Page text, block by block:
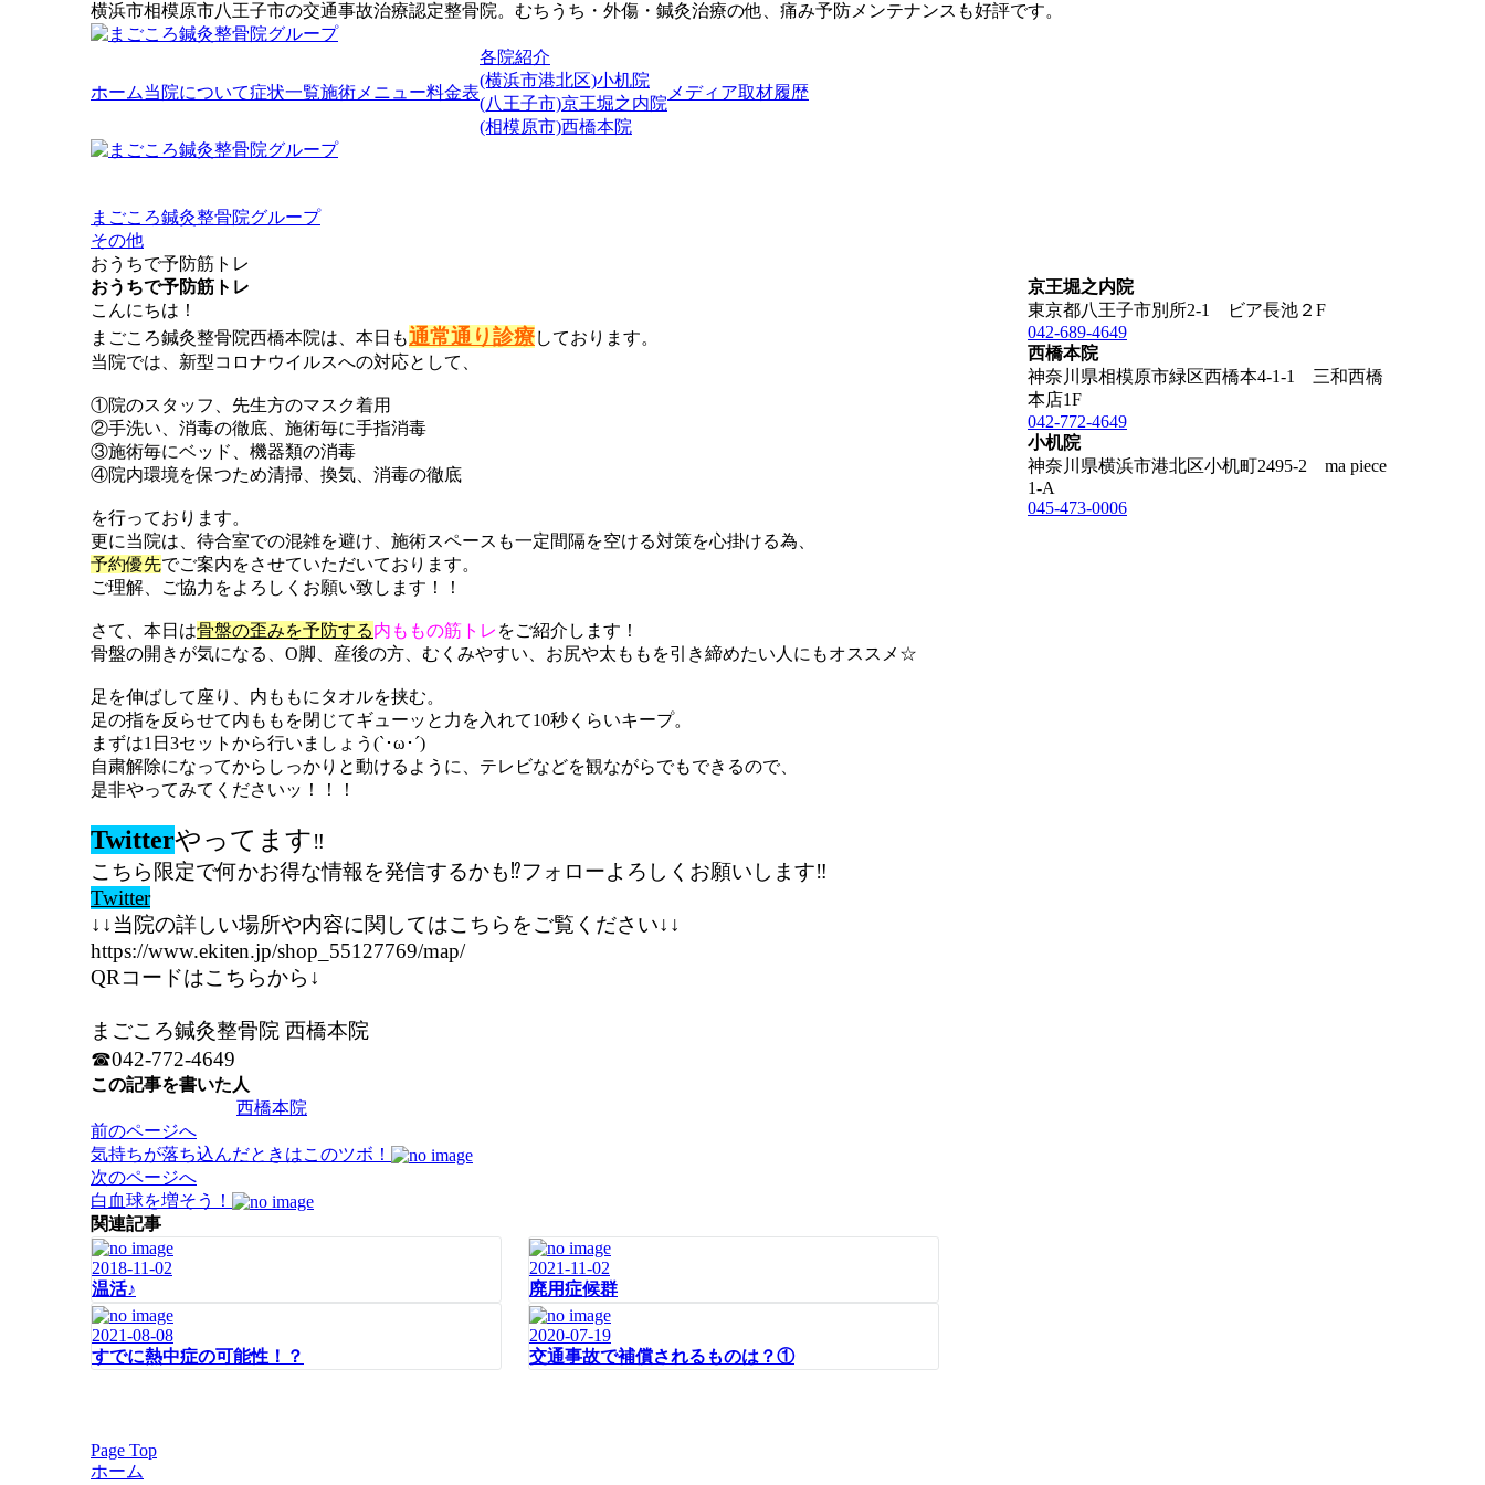
横浜市相模原市八王子市の交通事故治療認定整骨院。むちうち・外傷・鍼灸治療の他、痛み予防メンテナンスも好評です。
ホーム当院について症状一覧施術メニュー料金表
各院紹介
(横浜市港北区)小机院
(八王子市)京王堀之内院
(相模原市)西橋本院
メディア取材履歴
まごころ鍼灸整骨院グループ
その他
おうちで予防筋トレ
おうちで予防筋トレ
こんにちは！
まごころ鍼灸整骨院西橋本院は、本日も通常通り診療しております。
当院では、新型コロナウイルスへの対応として、
①院のスタッフ、先生方のマスク着用
②手洗い、消毒の徹底、施術毎に手指消毒
③施術毎にベッド、機器類の消毒
④院内環境を保つため清掃、換気、消毒の徹底
を行っております。
更に当院は、待合室での混雑を避け、施術スペースも一定間隔を空ける対策を心掛ける為、
予約優先でご案内をさせていただいております。
ご理解、ご協力をよろしくお願い致します！！
さて、本日は骨盤の歪みを予防する内ももの筋トレ をご紹介します！
骨盤の開きが気になる、O脚、産後の方、むくみやすい、お尻や太ももを引き締めたい人にもオススメ☆
足を伸ばして座り、内ももにタオルを挟む。
足の指を反らせて内ももを閉じてギューッと力を入れて10秒くらいキープ。
まずは1日3セットから行いましょう(`･ω･´)
自粛解除になってからしっかりと動けるように、テレビなどを観ながらでもできるので、
是非やってみてくださいッ！！！
Twitterやってます‼
こちら限定で何かお得な情報を発信するかも⁉フォローよろしくお願いします‼
Twitter
↓↓当院の詳しい場所や内容に関してはこちらをご覧ください↓↓
https://www.ekiten.jp/shop_55127769/map/
QRコードはこちらから↓
まごころ鍼灸整骨院 西橋本院
☎042-772-4649
この記事を書いた人
西橋本院
投
稿
ナ
ビ
ゲ
ー
シ
ョ
ン
前のページへ
気持ちが落ち込んだときはこのツボ！
次のページへ
白血球を増そう！
関連記事
2018-11-02
温活♪
2021-11-02
廃用症候群
2021-08-08
すでに熱中症の可能性！？
2020-07-19
交通事故で補償されるものは？①
京王堀之内院
東京都八王子市別所2-1 ビア長池２F
042-689-4649
西橋本院
神奈川県相模原市緑区西橋本4-1-1 三和西橋
本店1F
042-772-4649
小机院
神奈川県横浜市港北区小机町2495-2 ma piece
1-A
045-473-0006
Page Top
ホーム